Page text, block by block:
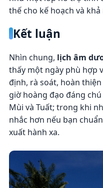
thế cho kế hoạch và
Kết luận
Nhìn chung, lịch âm
thấy một ngày phù hợp
định, rà soát, hoàn
giờ hoàng đạo đáng chú
Mùi và Tuất; trong khi
nhắc hơn nếu bạn
xuất hành xa.